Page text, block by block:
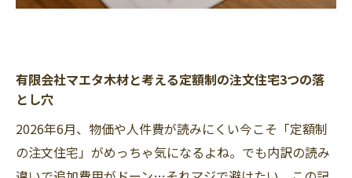
有限会社マエタ木材と考える定額制の注文住宅3つの落
とし穴
2026年6月、物価や人件費が読みにくい今こそ「定額制
の注文住宅」がめっちゃ気になるよね。でも内訳の読み